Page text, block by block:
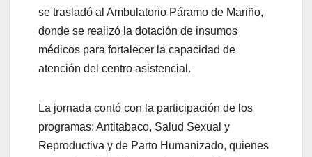
se trasladó al Ambulatorio Páramo de Mariño,
donde se realizó la dotación de insumos
médicos para fortalecer la capacidad de
atención del centro asistencial.
La jornada contó con la participación de los
programas: Antitabaco, Salud Sexual y
Reproductiva y de Parto Humanizado, quienes